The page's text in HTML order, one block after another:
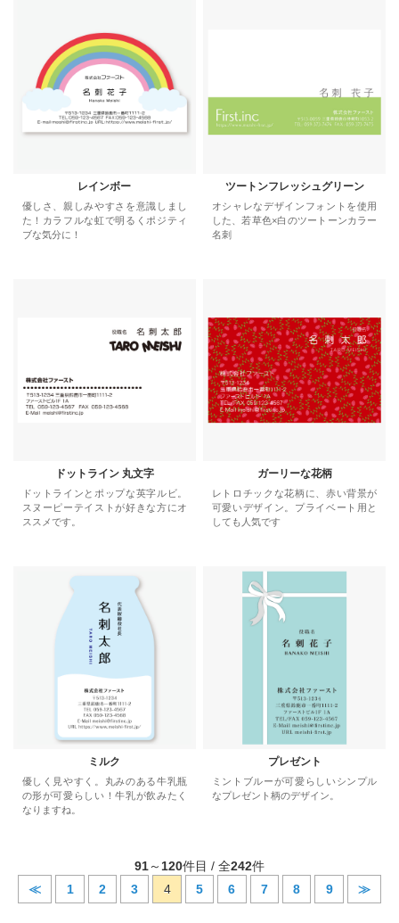
レインボー
優しさ、親しみやすさを意識しまし
た！カラフルな虹で明るくポジティ
ブな気分に！
ツートンフレッシュグリーン
オシャレなデザインフォントを使用
した、若草色×白のツートーンカラー
名刺
ドットライン 丸文字
ドットラインとポップな英字ルビ。
スヌーピーテイストが好きな方にオ
ススメです。
ガーリーな花柄
レトロチックな花柄に、赤い背景が
可愛いデザイン。プライベート用と
しても人気です
ミルク
優しく見やすく。丸みのある牛乳瓶
の形が可愛らしい！牛乳が飲みたく
なりますね。
プレゼント
ミントブルーが可愛らしいシンプル
なプレゼント柄のデザイン。
91～ 120件目 / 全242件
≪
1 2 3 4 5 6 7 8 9 ≫